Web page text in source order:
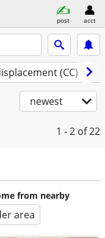
post acct
(CC)
newest
1 - 2 of 22
from nearby
area